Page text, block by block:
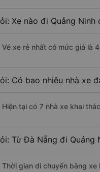
Xe nào đi Quảng Ninh
Vé xe rẻ nhất có mức giá là
Có bao nhiêu nhà xe
Hiện tại có 7 nhà xe khai
Từ Đà Nẵng đi Quảng
Thời gian di chuyển bằng